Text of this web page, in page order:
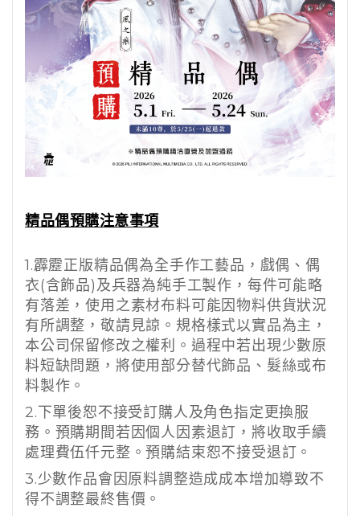
精品偶預購注意事項
1.霹靂正版精品偶為全手作工藝品，戲偶、偶
衣(含飾品)及兵器為純手工製作，每件可能略
有落差，使用之素材布料可能因物料供貨狀況
有所調整，敬請見諒。規格樣式以實品為主，
本公司保留修改之權利。過程中若出現少數原
料短缺問題，將使用部分替代飾品、髮絲或布
料製作。
2.下單後恕不接受訂購人及角色指定更換服
務。預購期間若因個人因素退訂，將收取手續
處理費伍仟元整。預購結束恕不接受退訂。
3.少數作品會因原料調整造成成本增加導致不
得不調整最終售價。